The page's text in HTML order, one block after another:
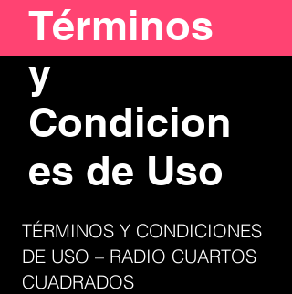
Términos
y
Condicion
es de Uso
TÉRMINOS Y CONDICIONES
DE USO – RADIO CUARTOS
CUADRADOS